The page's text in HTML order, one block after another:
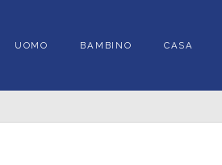
UOMO BAMBINO CASA